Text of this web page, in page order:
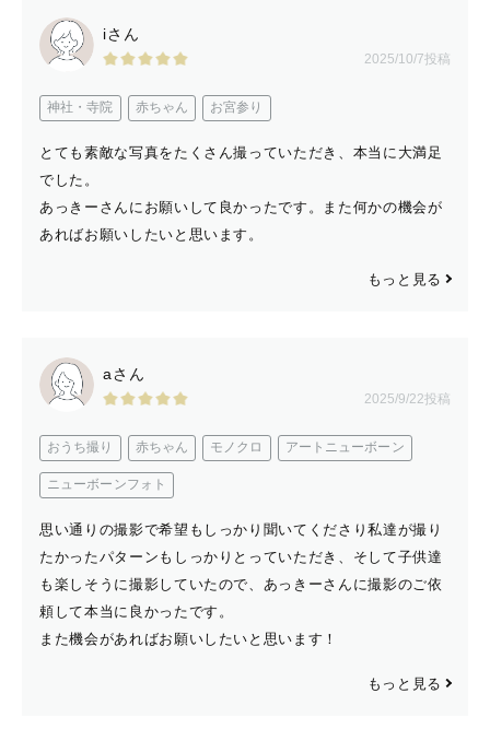
そんな不安を解消するため、簡単に自己紹介します！笑
改めまして福岡在住のフリーランスカメラマンです。
「あっきー」とお気軽に呼んでください😊
男性ですが身長は156cmの丸顔。笑
お子様にも・大人にも全く威圧感はございませんでのご安
しみましょう ✨
透明感のあるフィルムライクな写真、
います📸
ウエディングやカップルはもちろん、ベビー、キッズ、わ
元々は動物の専門学校卒のペットカメラマンです。🐕
お宮参り、すやすやと寝ている大切な家族の宝物。
七五三でお子様がふざけてそれを見守って笑っているパパ
iさん
2025/10/7投稿
神社・寺院 赤ちゃん お宮参り
とても素敵な写真をたくさん撮っていただき、本当に大満足
でした。
あっきーさんにお願いして良かったです。また何かの機会が
あればお願いしたいと思います。
もっと見る
aさん
2025/9/22投稿
おうち撮り 赤ちゃん モノクロ アートニューボーン
ニューボーンフォト
思い通りの撮影で希望もしっかり聞いてくださり私達が撮り
たかったパターンもしっかりとっていただき、そして子供達
も楽しそうに撮影していたので、あっきーさんに撮影のご依
頼して本当に良かったです。
また機会があればお願いしたいと思います！
もっと見る